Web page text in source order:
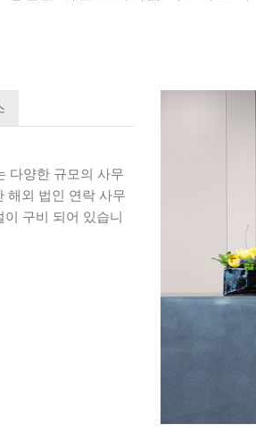
다양한 규모의 사무
해외 법인 연락 사무
구비 되어 있습니